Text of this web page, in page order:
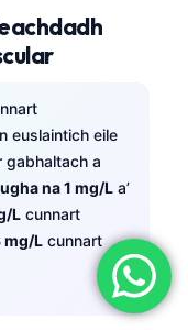
euslaintich eile
gabhaltach a
na 1 mg/L a’
L cunnart
mg/L cunnart